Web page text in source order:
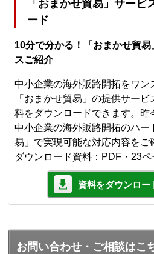
「おまかせ貿易」サービ
ード
10分で分かる！「おまかせ貿易
スご紹介
中小企業の海外販路開拓をワン
「おまかせ貿易」の提供サー
料をダウンロードできます。昨
中小企業の海外販路開拓のハー
易」で実現可能な対応内容をご
ダウンロード資料：PDF・23ペ
資料をダウンロー
お問い合わせ・ご相談はこ